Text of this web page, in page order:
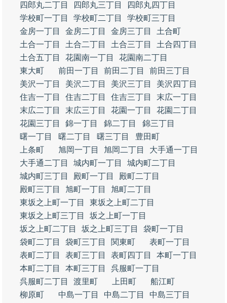
四郎丸二丁目
四郎丸三丁目
四郎丸四丁目
学校町一丁目
学校町二丁目
学校町三丁目
金房一丁目
金房二丁目 金房三丁目
土合町
土合一丁目
土合二丁目 土合三丁目
土合四丁目
土合五丁目
花園南一丁目
花園南二丁目
東大町
前田一丁目 前田二丁目
前田三丁目
美沢一丁目
美沢二丁目 美沢三丁目
美沢四丁目
住吉一丁目
住吉二丁目 住吉三丁目
末広一丁目
末広二丁目
末広三丁目 花園一丁目
花園二丁目
花園三丁目
錦一丁目 錦二丁目
錦三丁目
曙一丁目
曙二丁目 曙三丁目
豊田町
上条町
旭岡一丁目 旭岡二丁目
大手通一丁目
大手通二丁目
城内町一丁目
城内町二丁目
城内町三丁目
殿町一丁目
殿町二丁目
殿町三丁目
旭町一丁目
旭町二丁目
東坂之上町一丁目
東坂之上町二丁目
東坂之上町三丁目
坂之上町一丁目
坂之上町二丁目
坂之上町三丁目
袋町一丁目
袋町二丁目
袋町三丁目 関東町
表町一丁目
表町二丁目
表町三丁目 表町四丁目
本町一丁目
本町二丁目
本町三丁目
呉服町一丁目
呉服町二丁目
渡里町 上田町
船江町
柳原町
中島一丁目 中島二丁目
中島三丁目